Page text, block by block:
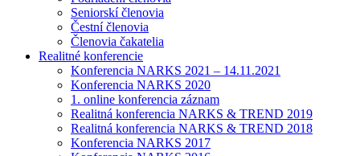
Seniorskí členovia
Čestní členovia
Členovia čakatelia
Realitné konferencie
Konferencia NARKS 2021 – 14.11.2021
Konferencia NARKS 2020
1. online konferencia záznam
Realitná konferencia NARKS & TREND 2019
Realitná konferencia NARKS & TREND 2018
Konferencia NARKS 2017